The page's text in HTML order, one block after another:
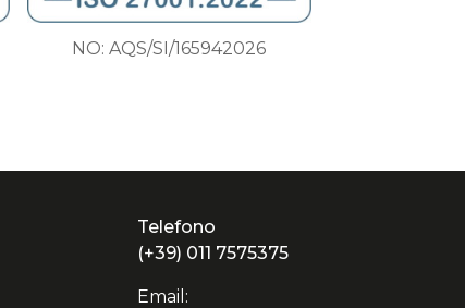
NO: AQS/SI/165942026
Telefono
(+39) 011 7575375
Email: